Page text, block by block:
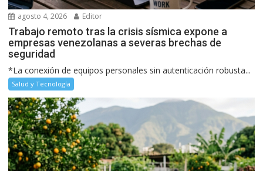
agosto 4, 2026 Editor
Trabajo remoto tras la crisis sísmica expone a
empresas venezolanas a severas brechas de
seguridad
*La conexión de equipos personales sin autenticación robusta...
Salud y Tecnología